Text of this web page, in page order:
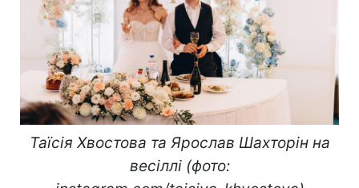
Таїсія Хвостова та Ярослав Шахторін на
весіллі (фото: